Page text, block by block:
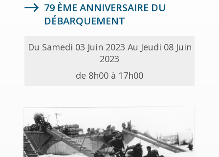
79 ÈME ANNIVERSAIRE DU
DÉBARQUEMENT
Du Samedi 03 Juin 2023 Au Jeudi 08 Juin
2023
de 8h00 à 17h00